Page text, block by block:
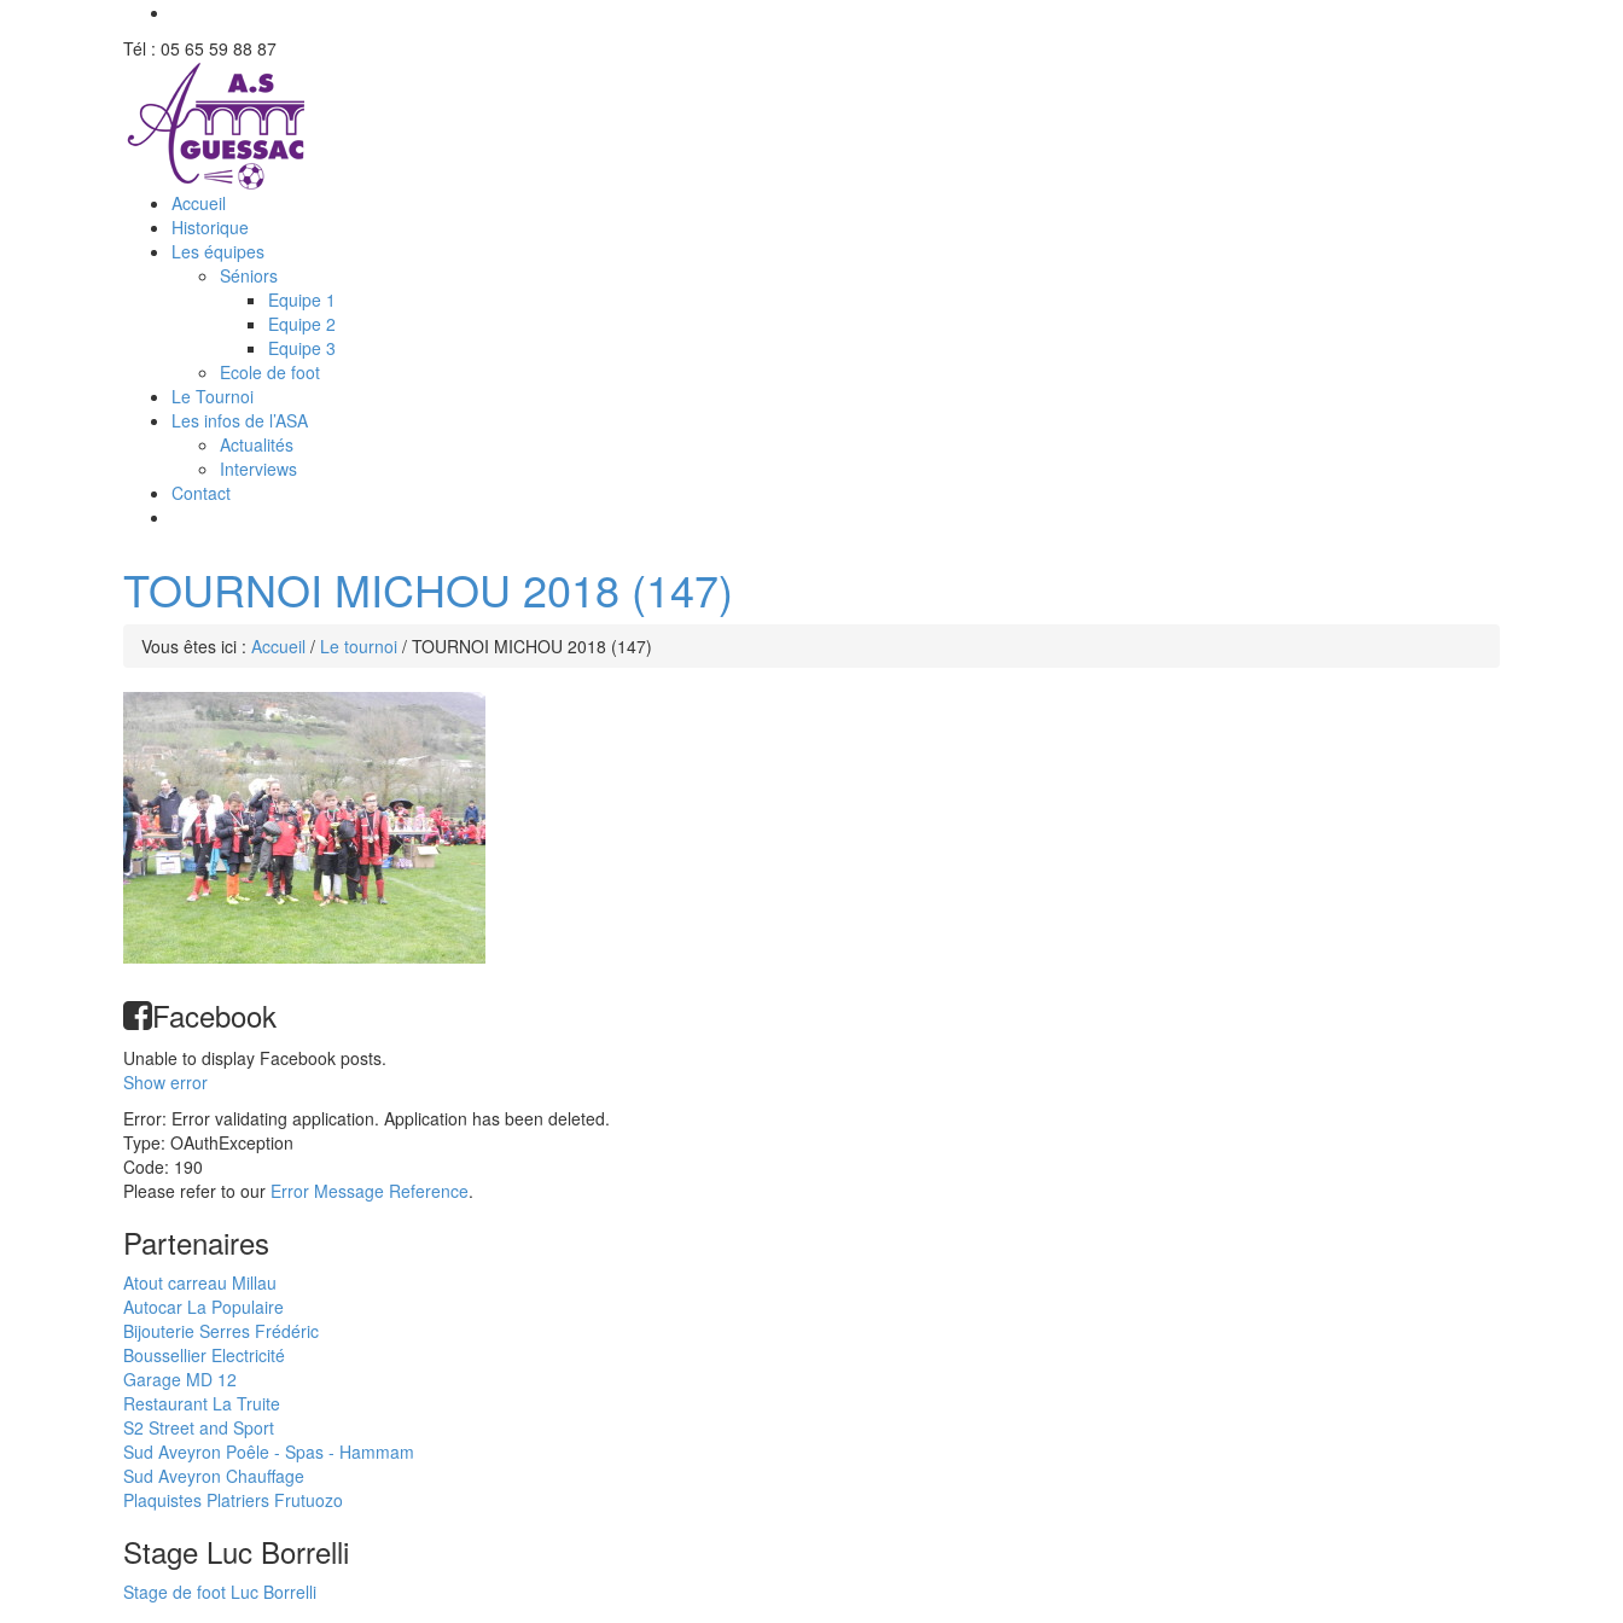
Tél : 05 65 59 88 87
Accueil
Historique
Les équipes
Séniors
Equipe 1
Equipe 2
Equipe 3
Ecole de foot
Le Tournoi
Les infos de l’ASA
Actualités
Interviews
Contact
TOURNOI MICHOU 2018 (147)
Vous êtes ici : Accueil / Le tournoi / TOURNOI MICHOU 2018 (147)
Facebook
Unable to display Facebook posts.
Show error
Error: Error validating application. Application has been deleted.
Type: OAuthException
Code: 190
Please refer to our Error Message Reference.
Partenaires
Atout carreau Millau
Autocar La Populaire
Bijouterie Serres Frédéric
Boussellier Electricité
Garage MD 12
Restaurant La Truite
S2 Street and Sport
Sud Aveyron Poêle - Spas - Hammam
Sud Aveyron Chauffage
Plaquistes Platriers Frutuozo
Stage Luc Borrelli
Stage de foot Luc Borrelli